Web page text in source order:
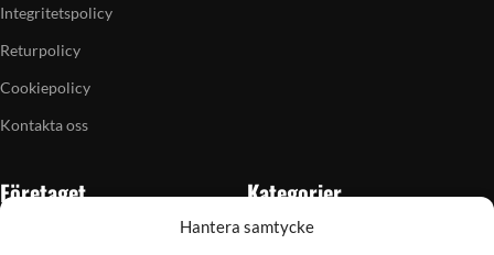
Hantera samtycke
Integritetspolicy
Returpolicy
Cookiepolicy
Kontakta oss
Företaget Kategorier
Skytte